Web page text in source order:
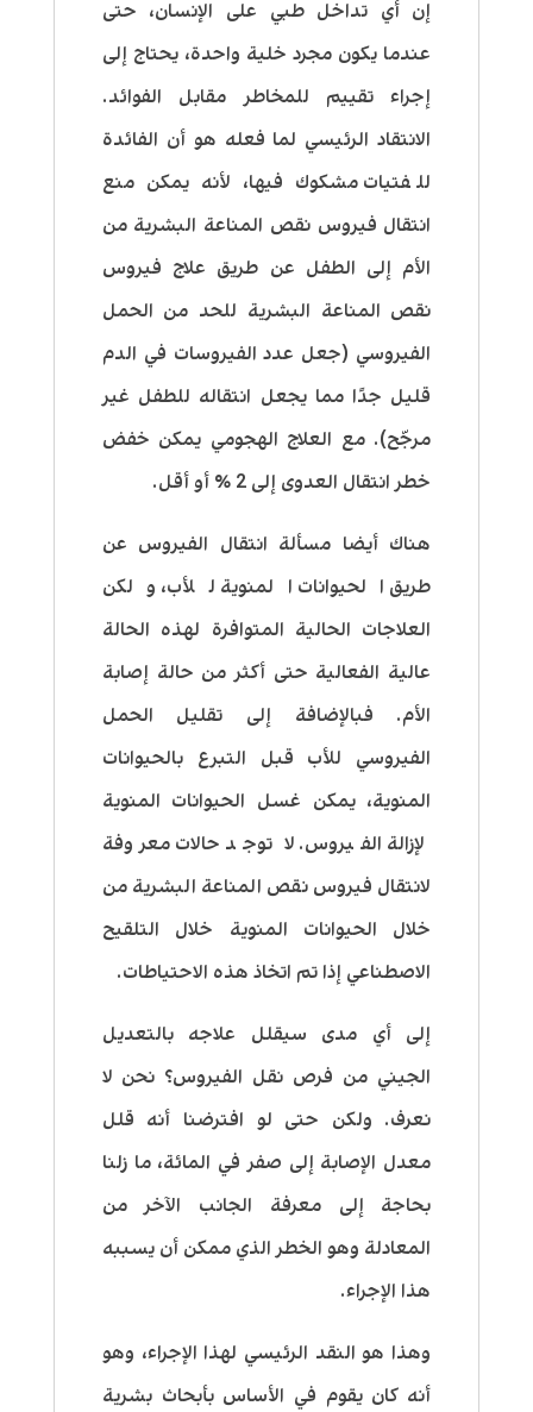
إن أي تداخل طبي على الإنسان، حتى
عندما يكون مجرد خلية واحدة، يحتاج إلى
إجراء تقييم للمخاطر مقابل الفوائد.
الانتقاد الرئيسي لما فعله هو أن الفائدة
للفتيات مشكوك فيها، لأنه يمكن منع
انتقال فيروس نقص المناعة البشرية من
الأم إلى الطفل عن طريق علاج فيروس
نقص المناعة البشرية للحد من الحمل
الفيروسي (جعل عدد الفيروسات في الدم
قليل جدًا مما يجعل انتقاله للطفل غير
مرجّح). مع العلاج الهجومي يمكن خفض
خطر انتقال العدوى إلى 2 ٪ أو أقل.
هناك أيضا مسألة انتقال الفيروس عن
طريق الحيوانات المنوية للأب، ولكن
العلاجات الحالية المتوافرة لهذه الحالة
عالية الفعالية حتى أكثر من حالة إصابة
الأم. فبالإضافة إلى تقليل الحمل
الفيروسي للأب قبل التبرع بالحيوانات
المنوية، يمكن غسل الحيوانات المنوية
لإزالة الفيروس. لا توجد حالات معروفة
لانتقال فيروس نقص المناعة البشرية من
خلال الحيوانات المنوية خلال التلقيح
الاصطناعي إذا تم اتخاذ هذه الاحتياطات.
إلى أي مدى سيقلل علاجه بالتعديل
الجيني من فرص نقل الفيروس؟ نحن لا
نعرف. ولكن حتى لو افترضنا أنه قلل
معدل الإصابة إلى صفر في المائة، ما زلنا
بحاجة إلى معرفة الجانب الآخر من
المعادلة وهو الخطر الذي ممكن أن يسببه
هذا الإجراء.
وهذا هو النقد الرئيسي لهذا الإجراء، وهو
أنه كان يقوم في الأساس بأبحاث بشرية